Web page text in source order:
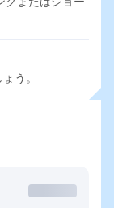
グまたはショー
う。